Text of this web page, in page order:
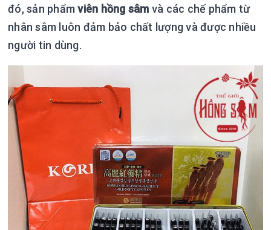
đó, sản phẩmviên hồng sâm và các chế phẩm từ
nhân sâm luôn đảm bảo chất lượng và được nhiều
người tin dùng.